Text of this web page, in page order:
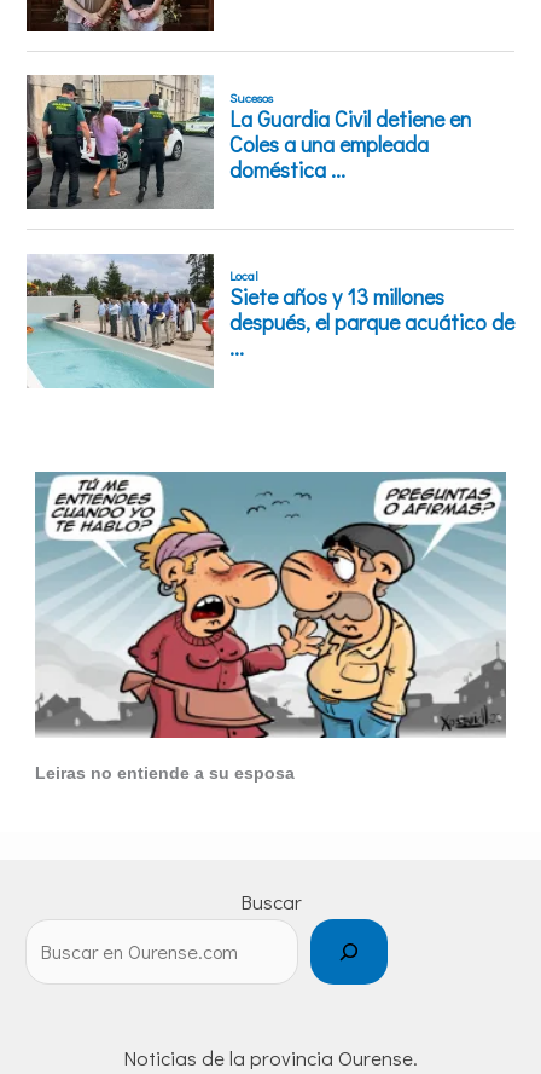
Leiras no entiende a su esposa
Buscar
Noticias de la provincia Ourense.